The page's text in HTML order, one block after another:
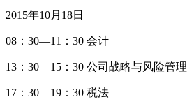
2015年10月18日
08：30—11：30 会计
13：30—15：30 公司战略与风险管理
17：30—19：30 税法